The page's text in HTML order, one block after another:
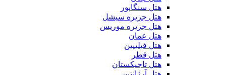
هتل سنگاپور
هتل جزیره سیشل
هتل جزیره موریس
هتل عمان
هتل فیلیپین
هتل قطر
هتل تاجیکستان